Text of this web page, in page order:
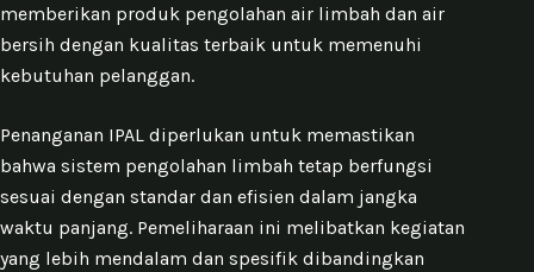
memberikan produk pengolahan air limbah dan air
bersih dengan kualitas terbaik untuk memenuhi
kebutuhan pelanggan.
Penanganan IPAL diperlukan untuk memastikan
bahwa sistem pengolahan limbah tetap berfungsi
sesuai dengan standar dan efisien dalam jangka
waktu panjang. Pemeliharaan ini melibatkan kegiatan
yang lebih mendalam dan spesifik dibandingkan